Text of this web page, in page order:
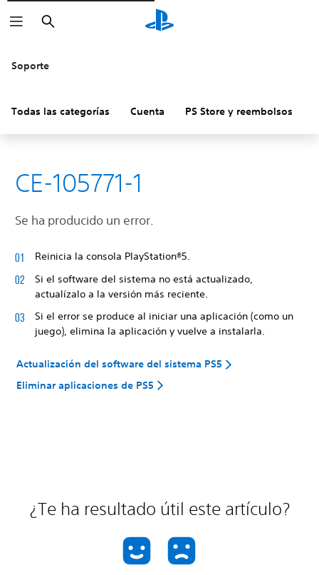
Buscar
Soporte
Todas las categorías Cuenta PS Store y reembolsos
CE-105771-1
Se ha producido un error.
Reinicia la consola PlayStation®5.
Si el software del sistema no está actualizado,
actualízalo a la versión más reciente.
Si el error se produce al iniciar una aplicación (como un
juego), elimina la aplicación y vuelve a instalarla.
Actualización del software del sistema PS5
Eliminar aplicaciones de PS5
¿Te ha resultado útil este artículo?